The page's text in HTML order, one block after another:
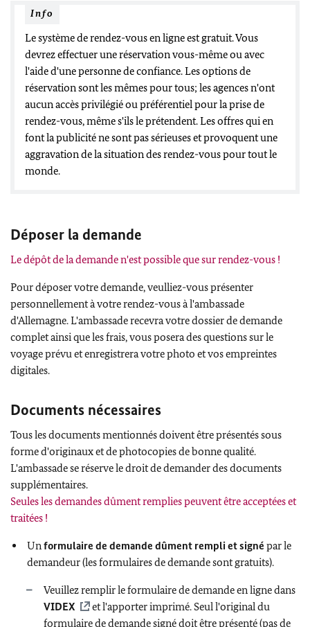
Info
Le système de rendez-vous en ligne est gratuit. Vous
devrez effectuer une réservation vous-même ou avec
l'aide d'une personne de confiance. Les options de
réservation sont les mêmes pour tous; les agences n'ont
aucun accès privilégié ou préférentiel pour la prise de
rendez-vous, même s'ils le prétendent. Les offres qui en
font la publicité ne sont pas sérieuses et provoquent une
aggravation de la situation des rendez-vous pour tout le
monde.
Déposer la demande
Le dépôt de la demande n'est possible que sur rendez-vous !
Pour déposer votre demande, veulliez-vous présenter
personnellement à votre rendez-vous à l'ambassade
d'Allemagne. L'ambassade recevra votre dossier de demande
complet ainsi que les frais, vous posera des questions sur le
voyage prévu et enregistrera votre photo et vos empreintes
digitales.
Documents nécessaires
Tous les documents mentionnés doivent être présentés sous
forme d'originaux et de photocopies de bonne qualité.
L'ambassade se réserve le droit de demander des documents
supplémentaires.
Seules les demandes dûment remplies peuvent être acceptées et
traitées !
Un formulaire de demande dûment rempli et signé par le
demandeur (les formulaires de demande sont gratuits).
Veuillez remplir le formulaire de demande en ligne dans
VIDEX
et l'apporter imprimé. Seul l'original du
formulaire de demande signé doit être présenté (pas de